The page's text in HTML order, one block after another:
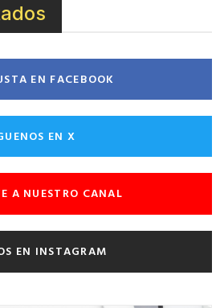
EN FACEBOOK
EN X
A NUESTRO CANAL
EN INSTAGRAM